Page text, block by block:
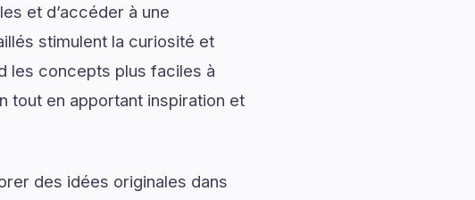
et d’accéder à une
stimulent la curiosité et
les concepts plus faciles à
tout en apportant inspiration et
des idées originales dans